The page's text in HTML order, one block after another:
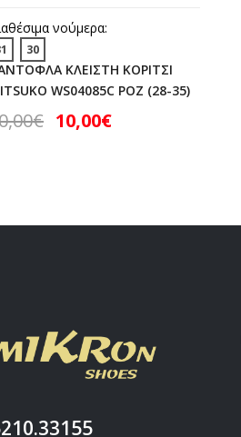
νούμερα:
30
ΚΛΕΙΣΤΗ ΚΟΡΙΤΣΙ
WS04085C ΡΟΖ (28-35)
€ 10,00€